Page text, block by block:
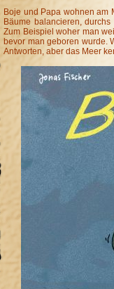
Boje und Papa wohnen am
Bäume balancieren,
Zum Beispiel woher man
bevor man geboren wurde.
Antworten, aber das Meer